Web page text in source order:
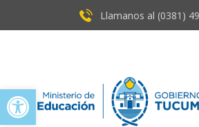
Open toolbar
Llamanos al (0381)